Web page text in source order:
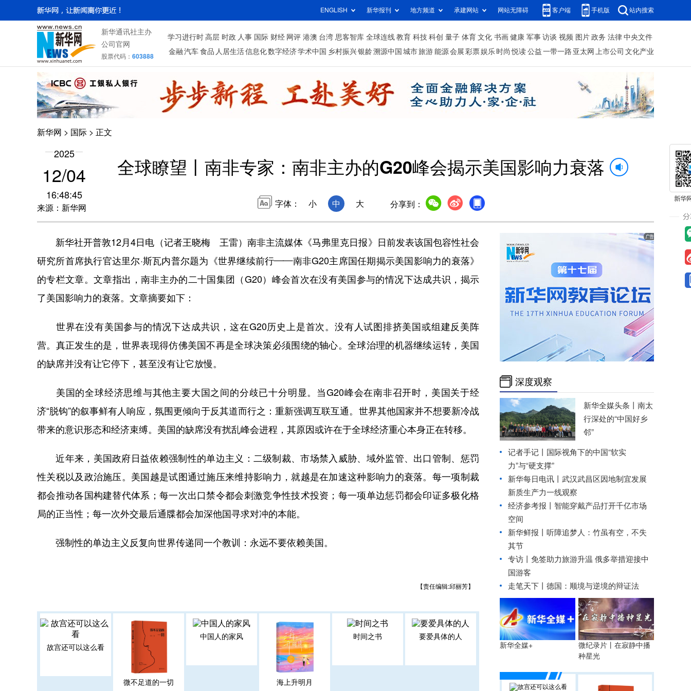
ENGLISH 新华报刊 地方频道 承建网站 网站无障碍 客户端 手机版 站内搜索
新华通讯社主办
公司官网
股票代码： 603888
学习进行时 高层 时政 人事 国际 财经 网评 港澳 台湾 思客智库 全球连线 教育 科技 科创 量子 体育 文化 书画 健康 军事 访谈 视频 图片 政务 法律 中央文件
金融 汽车 食品 人居生活信息化数字经济学术中国 乡村振兴银龄溯源中国 城市旅游 能源 会展 彩票娱乐 时尚 悦读 公益 一带一路 亚太网 上市公司 文化产业
新华网 > 国际 > 正文
2025
12/04
16:48:45
来源：新华网
全球瞭望丨南非专家：南非主办的G20峰会揭示美国影响力衰落
字体： 小 中 大 分享到：
新华社开普敦12月4日电（记者王晓梅 王雷）南非主流媒体《马弗里克日报》日前发表该国包容性社会
研究所首席执行官达里尔·斯瓦内普尔题为《世界继续前行——南非G20主席国任期揭示美国影响力的衰落》
的专栏文章。文章指出，南非主办的二十国集团（G20）峰会首次在没有美国参与的情况下达成共识，揭示
了美国影响力的衰落。文章摘要如下：
世界在没有美国参与的情况下达成共识，这在G20历史上是首次。没有人试图排挤美国或组建反美阵
营。真正发生的是，世界表现得仿佛美国不再是全球决策必须围绕的轴心。全球治理的机器继续运转，美国
的缺席并没有让它停下，甚至没有让它放慢。
美国的全球经济思维与其他主要大国之间的分歧已十分明显。当G20峰会在南非召开时，美国关于经
济“脱钩”的叙事鲜有人响应，氛围更倾向于反其道而行之：重新强调互联互通。世界其他国家并不想要新冷战
带来的意识形态和经济束缚。美国的缺席没有扰乱峰会进程，其原因或许在于全球经济重心本身正在转移。
近年来，美国政府日益依赖强制性的单边主义：二级制裁、市场禁入威胁、域外监管、出口管制、惩罚
性关税以及政治施压。美国越是试图通过施压来维持影响力，就越是在加速这种影响力的衰落。每一项制裁
都会推动各国构建替代体系；每一次出口禁令都会刺激竞争性技术投资；每一项单边惩罚都会印证多极化格
局的正当性；每一次外交最后通牒都会加深他国寻求对冲的本能。
强制性的单边主义反复向世界传递同一个教训：永远不要依赖美国。
【责任编辑:邱丽芳】
故宫还可以这么看
微不足道的一切
中国人的家风
海上升明月
时间之书 要爱具体的人
深度观察
新华全媒头条丨 南太
行深处的“中国好乡
邻”
记者手记丨国际视角下的中国“软实
力”与“硬支撑”
新华每日电讯丨 武汉武昌区因地制宜发展
新质生产力一线观察
经济参考报丨 智能穿戴产品打开千亿市场
空间
新华鲜报丨听障追梦人：竹虽有空，不失
其节
专访丨免签助力旅游升温 俄多举措迎接中
国游客
走笔天下丨 德国：顺境与逆境的辩证法
新华全媒+
微纪录片丨在寂静中播
种星光